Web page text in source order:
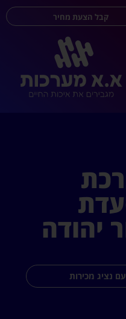
קבל הצעת מחיר
יהודה
נציג מכירות